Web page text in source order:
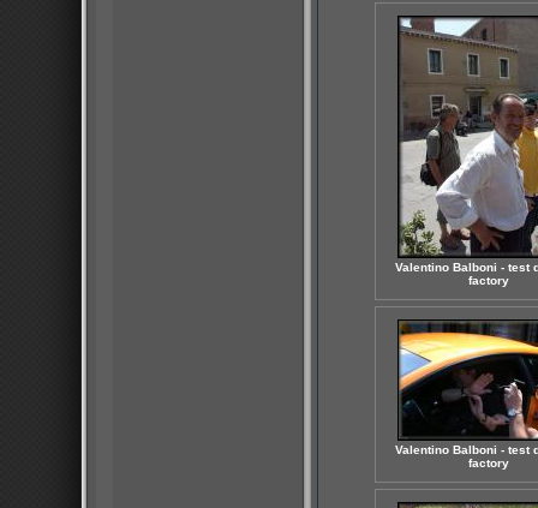
Valentino Balboni - test
factory
Valentino Balboni - test
factory